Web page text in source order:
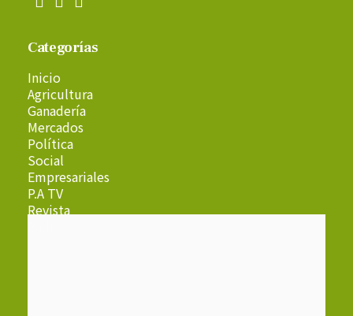
Categorías
Inicio
Agricultura
Ganadería
Mercados
Política
Social
Empresariales
P.A TV
Revista